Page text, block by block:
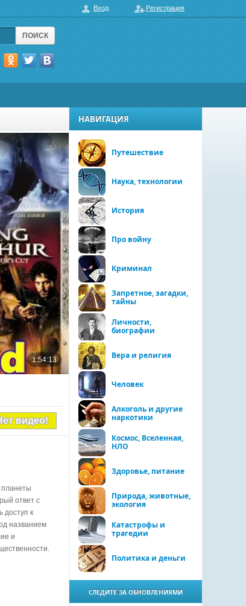
ПОИСК
Вход Регистрация
видео!
планеты
ответ с
доступ к
названием
и
НАВИГАЦИЯ
Путешествие
Наука, технологии
История
Про войну
Криминал
Запретное, загадки,
тайны
Личности,
биографии
Вера и религия
Человек
Алкоголь и другие
наркотики
Космос, Вселенная,
НЛО
Здоровье, питание
Природа, животные,
экология
Катастрофы и
трагедии
Политика и деньги
СЛЕДИТЕ ЗА ОБНОВЛЕНИЯМИ